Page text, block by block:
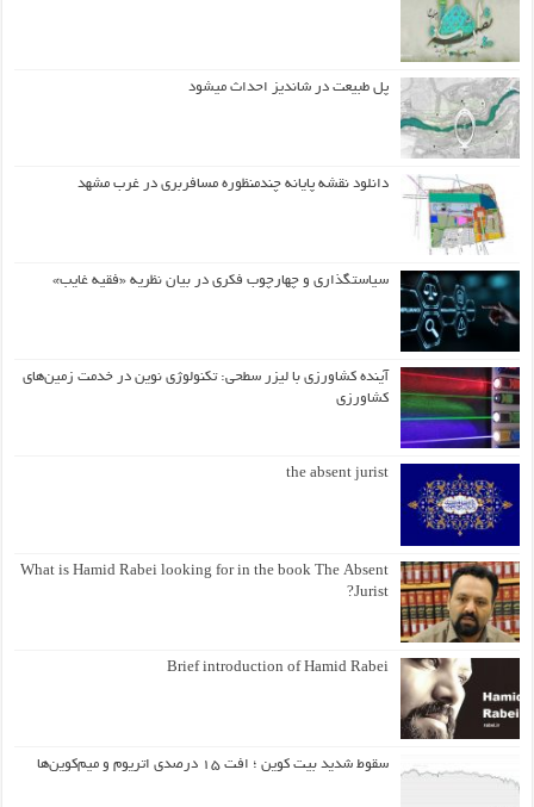
پل طبیعت در شاندیز احداث میشود
دانلود نقشه پایانه چندمنظوره مسافربری در غرب مشهد
سیاستگذاری و چهارچوب فکری در بیان نظریه «فقیه غایب»
آینده کشاورزی با لیزر سطحی: تکنولوژی نوین در خدمت زمین‌های
کشاورزی
the absent jurist
What is Hamid Rabei looking for in the book The Absent
Jurist?
Brief introduction of Hamid Rabei
سقوط شدید بیت کوین ؛ افت ۱۵ درصدی اتریوم و میم‌کوین‌ها